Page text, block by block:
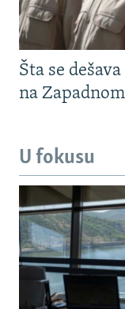
Šta se
na
U fokusu